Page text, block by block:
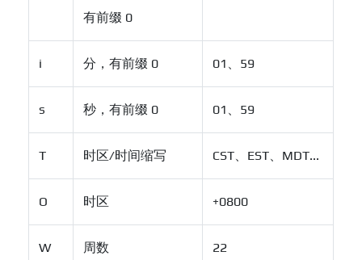
有前缀 0
i 分，有前缀 0 01、59
s 秒，有前缀 0 01、59
T 时区/时间缩写 CST、EST、MDT...
O 时区 +0800
W 周数 22